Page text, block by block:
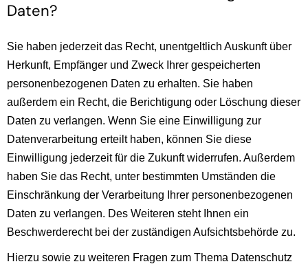
Daten?
Sie haben jederzeit das Recht, unentgeltlich Auskunft über
Herkunft, Empfänger und Zweck Ihrer gespeicherten
personenbezogenen Daten zu erhalten. Sie haben
außerdem ein Recht, die Berichtigung oder Löschung dieser
Daten zu verlangen. Wenn Sie eine Einwilligung zur
Datenverarbeitung erteilt haben, können Sie diese
Einwilligung jederzeit für die Zukunft widerrufen. Außerdem
haben Sie das Recht, unter bestimmten Umständen die
Einschränkung der Verarbeitung Ihrer personenbezogenen
Daten zu verlangen. Des Weiteren steht Ihnen ein
Beschwerderecht bei der zuständigen Aufsichtsbehörde zu.
Hierzu sowie zu weiteren Fragen zum Thema Datenschutz